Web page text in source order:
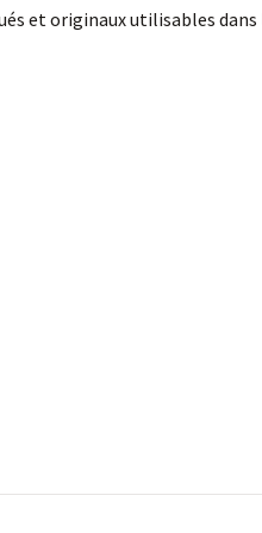
et originaux utilisables